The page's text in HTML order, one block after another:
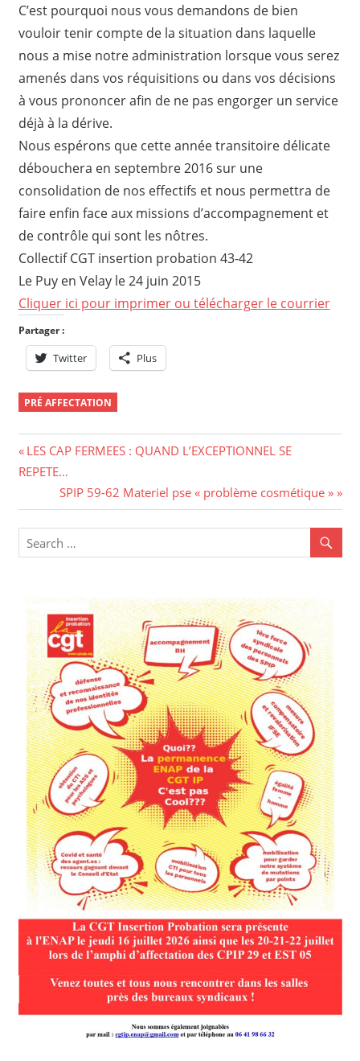
C’est pourquoi nous vous demandons de bien
vouloir tenir compte de la situation dans laquelle
nous a mise notre administration lorsque vous serez
amenés dans vos réquisitions ou dans vos décisions
à vous prononcer afin de ne pas engorger un service
déjà à la dérive.
Nous espérons que cette année transitoire délicate
débouchera en septembre 2016 sur une
consolidation de nos effectifs et nous permettra de
faire enfin face aux missions d’accompagnement et
de contrôle qui sont les nôtres.
Collectif CGT insertion probation 43-42
Le Puy en Velay le 24 juin 2015
Cliquer ici pour imprimer ou télécharger le courrier
Partager :
Twitter Plus
PRÉ AFFECTATION
Navigation
de
l’article
Previous
Post:
LES CAP FERMEES : QUAND L’EXCEPTIONNEL SE
REPETE…
Next
Post:
SPIP 59-62 Materiel pse « problème cosmétique »